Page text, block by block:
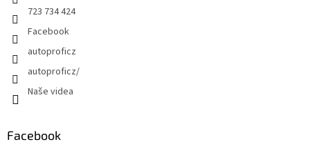
723 734 424
Facebook
autoproficz
autoproficz/
Naše videa
Facebook